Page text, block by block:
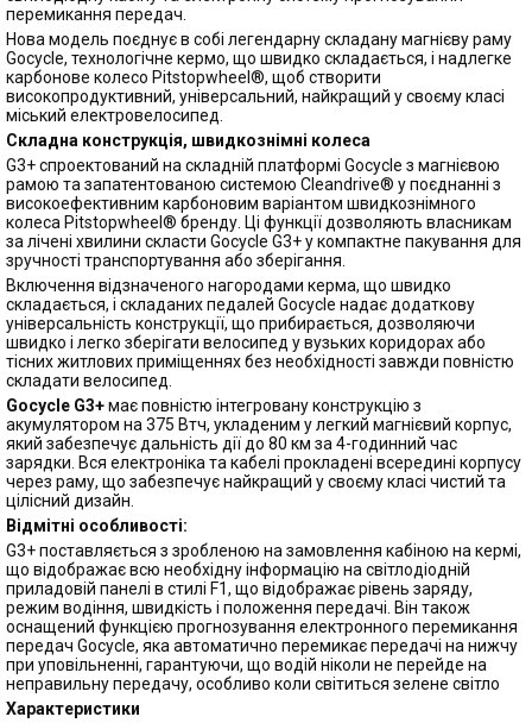
перемикання передач.
Нова модель поєднує в собі легендарну складану магнієву раму
Gocycle, технологічне кермо, що швидко складається, і надлегке
карбонове колесо Pitstopwheel®, щоб створити
високопродуктивний, універсальний, найкращий у своєму класі
міський електровелосипед.
Складна конструкція, швидкознімні колеса
G3+ спроектований на складній платформі Gocycle з магнієвою
рамою та запатентованою системою Cleandrive® у поєднанні з
високоефективним карбоновим варіантом швидкознімного
колеса Pitstopwheel® бренду. Ці функції дозволяють власникам
за лічені хвилини скласти Gocycle G3+ у компактне пакування для
зручності транспортування або зберігання.
Включення відзначеного нагородами керма, що швидко
складається, і складаних педалей Gocycle надає додаткову
універсальність конструкції, що прибирається, дозволяючи
швидко і легко зберігати велосипед у вузьких коридорах або
тісних житлових приміщеннях без необхідності завжди повністю
складати велосипед.
Gocycle G3+має повністю інтегровану конструкцію з
акумулятором на 375 Втч, укладеним у легкий магнієвий корпус,
який забезпечує дальність дії до 80 км за 4-годинний час
зарядки. Вся електроніка та кабелі прокладені всередині корпусу
через раму, що забезпечує найкращий у своєму класі чистий та
цілісний дизайн.
Відмітні особливості:
G3+ поставляється з зробленою на замовлення кабіною на кермі,
що відображає всю необхідну інформацію на світлодіодній
приладовій панелі в стилі F1, що відображає рівень заряду,
режим водіння, швидкість і положення передачі. Він також
оснащений функцією прогнозування електронного перемикання
передач Gocycle, яка автоматично перемикає передачі на нижчу
при уповільненні, гарантуючи, що водій ніколи не перейде на
неправильну передачу, особливо коли світиться зелене світло
Характеристики